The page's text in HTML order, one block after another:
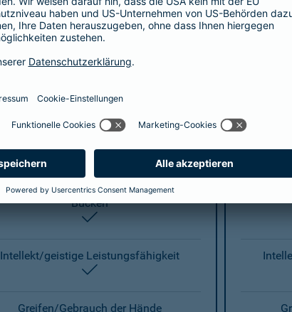
enthalten
Gehen
enthalten
Treppensteigen
Knien
Bücken
enthalten
Intellekt/geistige Leistungsfähigkeit
enthalten
Greifen/Gebrauch der Hände